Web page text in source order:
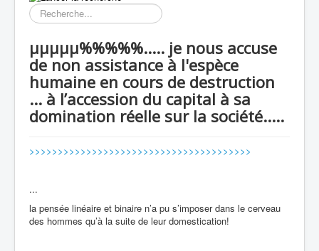
Résultat
de
recherche
µµµµµ%%%%%..... je nous accuse
de non assistance à l'espèce
humaine en cours de destruction
... à l’accession du capital à sa
domination réelle sur la société.....
>>>>>>>>>>>>>>>>>>>>>>>>>>>>>>>>>>>>>>>
...
la pensée linéaire et binaire n’a pu s’imposer dans le cerveau
des hommes qu’à la suite de leur domestication!